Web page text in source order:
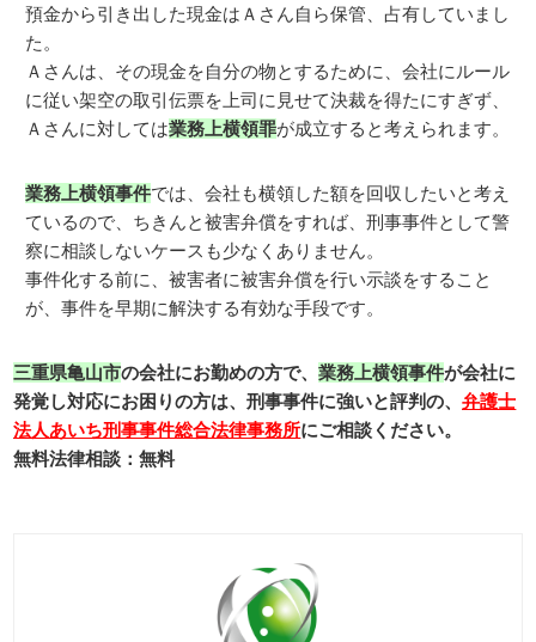
預金から引き出した現金はＡさん自ら保管、占有していまし
た。
Ａさんは、その現金を自分の物とするために、会社にルール
に従い架空の取引伝票を上司に見せて決裁を得たにすぎず、
Ａさんに対しては業務上横領罪が成立すると考えられます。
業務上横領事件では、会社も横領した額を回収したいと考え
ているので、ちきんと被害弁償をすれば、刑事事件として警
察に相談しないケースも少なくありません。
事件化する前に、被害者に被害弁償を行い示談をすること
が、事件を早期に解決する有効な手段です。
三重県亀山市の会社にお勤めの方で、業務上横領事件が会社に
発覚し対応にお困りの方は、刑事事件に強いと評判の、弁護士
法人あいち刑事事件総合法律事務所にご相談ください。
無料法律相談：無料